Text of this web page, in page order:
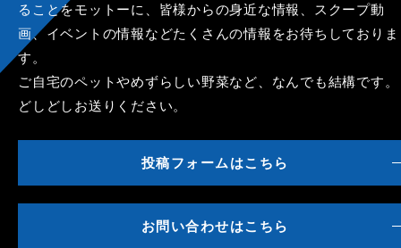
ることをモットーに、皆様からの身近な情報、スクープ動
画、イベントの情報などたくさんの情報をお待ちしておりま
す。
ご自宅のペットやめずらしい野菜など、なんでも結構です。
どしどしお送りください。
投稿フォームはこちら
お問い合わせはこちら